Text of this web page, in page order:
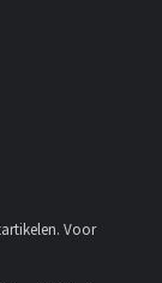
Voor